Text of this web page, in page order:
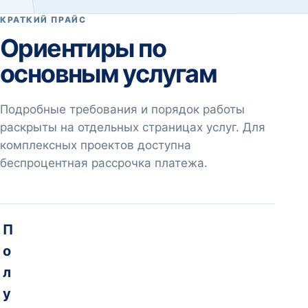
КРАТКИЙ ПРАЙС
Ориентиры по
основным услугам
Подробные требования и порядок работы
раскрыты на отдельных страницах услуг. Для
комплексных проектов доступна
беспроцентная рассрочка платежа.
П
о
л
у